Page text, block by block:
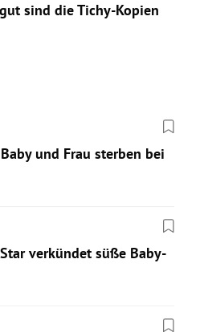
sind die Tichy-Kopien
und Frau sterben bei
verkündet süße Baby-